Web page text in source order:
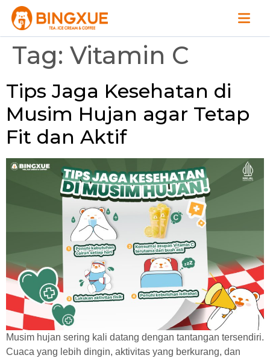
Tag: Vitamin C
Tips Jaga Kesehatan di
Musim Hujan agar Tetap
Fit dan Aktif
Musim hujan sering kali datang dengan tantangan tersendiri.
Cuaca yang lebih dingin, aktivitas yang berkurang, dan